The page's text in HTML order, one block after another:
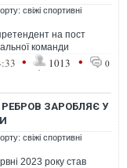
свіжі спортивні
на пост
команди
• 1013 • 0
РЕБРОВ ЗАРОБЛЯЄ У
свіжі спортивні
2023 року став